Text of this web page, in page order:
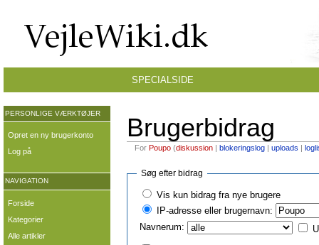
Brugerbidrag
For Poupo(diskussion| blokeringslog| uploads
Søg efter bidrag
Vis kun bidrag fra nye brugere
IP-adresse eller brugernavn:
Navnerum:
SPECIALSIDE
PERSONLIGE VÆRKTØJER
Opret en ny brugerkonto
Log på
NAVIGATION
Forside
Kategorier
Alle artikler